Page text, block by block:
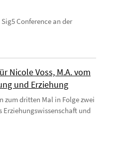
Conference an der
Nicole Voss, M.A. vom
und Erziehung
zum dritten Mal in Folge zwei
Erziehungswissenschaft und